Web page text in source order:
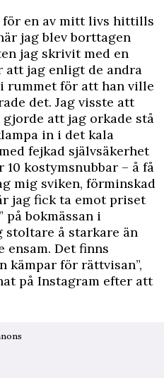
för en av mitt livs hittills
jag blev borttagen
jag skrivit med en
att jag enligt de andra
rummet för att han ville
det. Jag visste att
att jag orkade stå
in i det kala
fejkad självsäkerhet
kostymsnubbar – å få
mig sviken, förminskad
jag fick ta emot priset
på bokmässan i
stoltare å starkare än
ensam. Det finns
kämpar för rättvisan”,
på Instagram efter att